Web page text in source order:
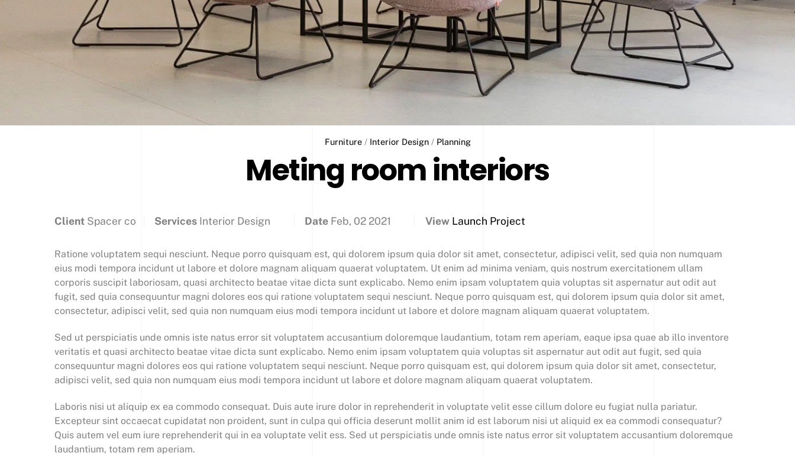
Furniture / Interior Design / Planning
Meting room interiors
Client Spacer co Services Interior Design Date Feb, 02 2021 View Launch Project
Ratione voluptatem sequi nesciunt. Neque porro quisquam est, qui dolorem ipsum quia dolor sit amet, consectetur, adipisci velit, sed quia non numquam
eius modi tempora incidunt ut labore et dolore magnam aliquam quaerat voluptatem. Ut enim ad minima veniam, quis nostrum exercitationem ullam
corporis suscipit laboriosam, quasi architecto beatae vitae dicta sunt explicabo. Nemo enim ipsam voluptatem quia voluptas sit aspernatur aut odit aut
fugit, sed quia consequuntur magni dolores eos qui ratione voluptatem sequi nesciunt. Neque porro quisquam est, qui dolorem ipsum quia dolor sit amet,
consectetur, adipisci velit, sed quia non numquam eius modi tempora incidunt ut labore et dolore magnam aliquam quaerat voluptatem.
Sed ut perspiciatis unde omnis iste natus error sit voluptatem accusantium doloremque laudantium, totam rem aperiam, eaque ipsa quae ab illo inventore
veritatis et quasi architecto beatae vitae dicta sunt explicabo. Nemo enim ipsam voluptatem quia voluptas sit aspernatur aut odit aut fugit, sed quia
consequuntur magni dolores eos qui ratione voluptatem sequi nesciunt. Neque porro quisquam est, qui dolorem ipsum quia dolor sit amet, consectetur,
adipisci velit, sed quia non numquam eius modi tempora incidunt ut labore et dolore magnam aliquam quaerat voluptatem.
Laboris nisi ut aliquip ex ea commodo consequat. Duis aute irure dolor in reprehenderit in voluptate velit esse cillum dolore eu fugiat nulla pariatur.
Excepteur sint occaecat cupidatat non proident, sunt in culpa qui officia deserunt mollit anim id est laborum nisi ut aliquid ex ea commodi consequatur?
Quis autem vel eum iure reprehenderit qui in ea voluptate velit ess. Sed ut perspiciatis unde omnis iste natus error sit voluptatem accusantium doloremque
laudantium, totam rem aperiam.